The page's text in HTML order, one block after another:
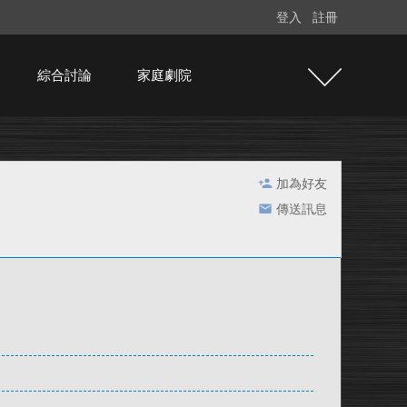
登入 註冊
綜合討論 家庭劇院
加為好友
傳送訊息